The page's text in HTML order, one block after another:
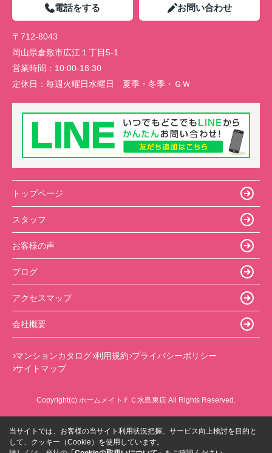
電話をする お問い合わせ
〒712-8043
岡山県倉敷市広江１丁目5-1
営業時間： 10:00-18:30
定休日： 毎週火曜日水曜日 夏季・冬季・ＧＷ
トップページ
スタッフ
お客様の声
ブログ
アクセスマップ
会社概要
マンションカタログ 利用規約 プライバシーポリシー
サイトマップ
Copyright(c) ホームメイトＦＣ水島東店 All Rights Reserved.
当サイトでは、お客様の当サイト利用状況把握、サービス向上検討を目的と
して、クッキー（Cookie）を使用しています。